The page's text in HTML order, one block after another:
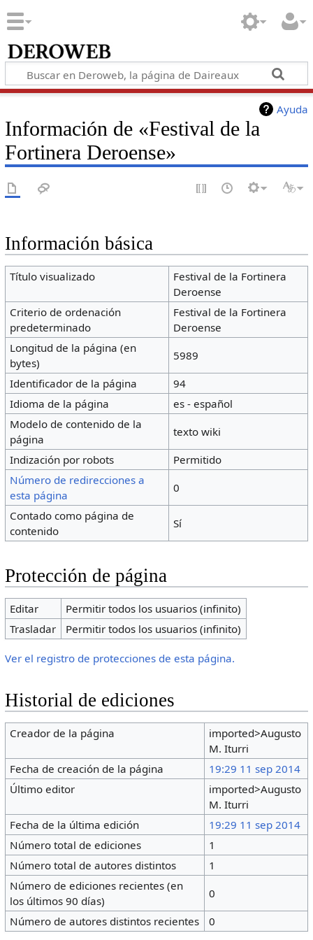
Ayuda
Información de «Festival de la
Fortinera Deroense»
Información básica
Título visualizado
Festival de la Fortinera
Deroense
Criterio de ordenación
predeterminado
Festival de la Fortinera
Deroense
Longitud de la página (en
bytes)
5989
Identificador de la página
94
Idioma de la página
es - español
Modelo de contenido de la
página
texto wiki
Indización por robots
Permitido
Número de redirecciones a
esta página
0
Contado como página de
contenido
Sí
Protección de página
Editar
Permitir todos los usuarios (infinito)
Trasladar
Permitir todos los usuarios (infinito)
Ver el registro de protecciones de esta página.
Historial de ediciones
Creador de la página
imported>Augusto
M. Iturri
Fecha de creación de la página
19:29 11 sep 2014
Último editor
imported>Augusto
M. Iturri
Fecha de la última edición
19:29 11 sep 2014
Número total de ediciones
1
Número total de autores distintos
1
Número de ediciones recientes (en
los últimos 90 días)
0
Número de autores distintos recientes
0